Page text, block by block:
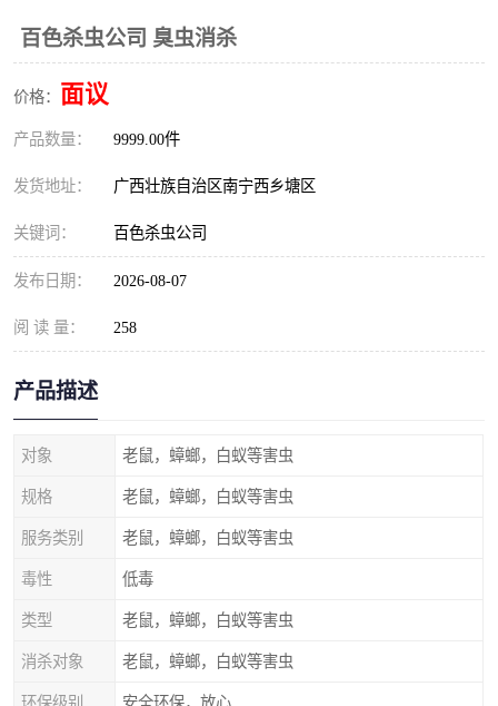
百色杀虫公司 臭虫消杀
价格： 面议
产品数量： 9999.00件
发货地址： 广西壮族自治区南宁西乡塘区
关键词： 百色杀虫公司
发布日期： 2026-08-07
阅 读 量： 258
产品描述
对象 老鼠，蟑螂，白蚁等害虫
规格 老鼠，蟑螂，白蚁等害虫
服务类别 老鼠，蟑螂，白蚁等害虫
毒性 低毒
类型 老鼠，蟑螂，白蚁等害虫
消杀对象 老鼠，蟑螂，白蚁等害虫